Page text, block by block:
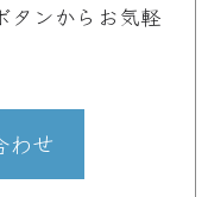
タンからお気軽
わせ